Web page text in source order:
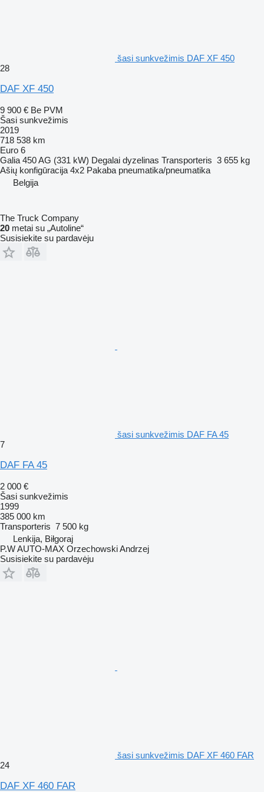
šasi sunkvežimis DAF XF 450
28
DAF XF 450
9 900 € Be PVM
Šasi sunkvežimis
2019
718 538 km
Euro 6
Galia 450 AG (331 kW) Degalai dyzelinas Transporteris 3 655 kg
Ašių konfigūracija 4x2 Pakaba pneumatika/pneumatika
Belgija
The Truck Company
20 metai su „Autoline“
Susisiekite su pardavėju
šasi sunkvežimis DAF FA 45
7
DAF FA 45
2 000 €
Šasi sunkvežimis
1999
385 000 km
Transporteris 7 500 kg
Lenkija, Biłgoraj
P.W AUTO-MAX Orzechowski Andrzej
Susisiekite su pardavėju
šasi sunkvežimis DAF XF 460 FAR
24
DAF XF 460 FAR